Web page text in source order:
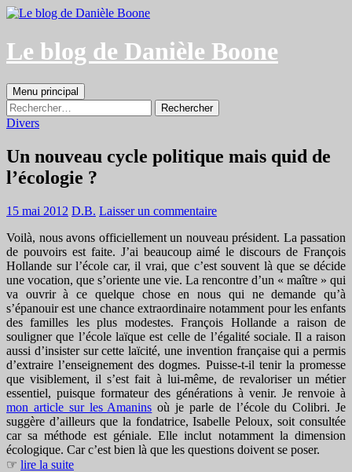
Aller
contenu
Le blog de Danièle Boone
Recherche
Menu principal
Rechercher :
Divers
Un nouveau cycle politique mais quid de
l’écologie ?
15 mai 2012 D.B. Laisser un commentaire
Voilà, nous avons officiellement un nouveau président. La passation
de pouvoirs est faite. J’ai beaucoup aimé le discours de François
Hollande sur l’école car, il vrai, que c’est souvent là que se décide
une vocation, que s’oriente une vie. La rencontre d’un « maître » qui
va ouvrir à ce quelque chose en nous qui ne demande qu’à
s’épanouir est une chance extraordinaire notamment pour les enfants
des familles les plus modestes. François Hollande a raison de
souligner que l’école laïque est celle de l’égalité sociale. Il a raison
aussi d’insister sur cette laïcité, une invention française qui a permis
d’extraire l’enseignement des dogmes. Puisse-t-il tenir la promesse
que visiblement, il s’est fait à lui-même, de revaloriser un métier
essentiel, puisque formateur des générations à venir. Je renvoie à
mon article sur les Amanins où je parle de l’école du Colibri. Je
suggère d’ailleurs que la fondatrice, Isabelle Peloux, soit consultée
car sa méthode est géniale. Elle inclut notamment la dimension
écologique. Car c’est bien là que les questions doivent se poser.
☞ lire la suite